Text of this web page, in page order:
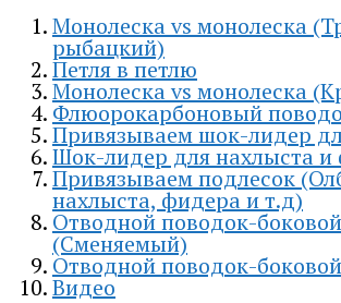
Монолеска vs монолеска
рыбацкий)
Петля в петлю
Монолеска vs монолеска
Флюорокарбоновый
Привязываем шок-лидер
Шок-лидер для нахлыста
Привязываем подлесок
нахлыста, фидера и т.д)
Отводной поводок-боковой
(Сменяемый)
Отводной поводок-
Видео